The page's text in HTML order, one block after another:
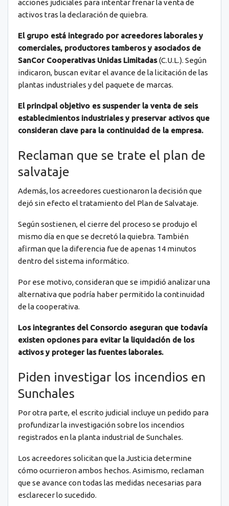
acciones judiciales para intentar frenar la venta de
activos tras la declaración de quiebra.
El grupo está integrado por acreedores laborales y
comerciales, productores tamberos y asociados de
SanCor Cooperativas Unidas Limitadas(C.U.L.). Según
indicaron, buscan evitar el avance de la licitación de las
plantas industriales y del paquete de marcas.
El principal objetivo es suspender la venta de seis
establecimientos industriales y preservar activos que
consideran clave para la continuidad de la empresa.
Reclaman que se trate el plan de
salvataje
Además, los acreedores cuestionaron la decisión que
dejó sin efecto el tratamiento del Plan de Salvataje.
Según sostienen, el cierre del proceso se produjo el
mismo día en que se decretó la quiebra. También
afirman que la diferencia fue de apenas 14 minutos
dentro del sistema informático.
Por ese motivo, consideran que se impidió analizar una
alternativa que podría haber permitido la continuidad
de la cooperativa.
Los integrantes del Consorcio aseguran que todavía
existen opciones para evitar la liquidación de los
activos y proteger las fuentes laborales.
Piden investigar los incendios en
Sunchales
Por otra parte, el escrito judicial incluye un pedido para
profundizar la investigación sobre los incendios
registrados en la planta industrial de Sunchales.
Los acreedores solicitan que la Justicia determine
cómo ocurrieron ambos hechos. Asimismo, reclaman
que se avance con todas las medidas necesarias para
esclarecer lo sucedido.